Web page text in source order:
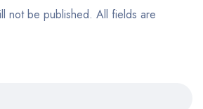
not be published. All fields are